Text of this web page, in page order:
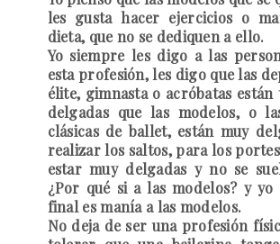
les gusta hacer ejercicios o
dieta, que no se dediquen a ello.
Yo siempre les digo a las
esta profesión, les digo que las
élite, gimnasta o acróbatas están
delgadas que las modelos, o
clásicas de ballet, están muy
realizar los saltos, para los
estar muy delgadas y no se
¿Por qué si a las modelos? y
final es manía a las modelos.
No deja de ser una profesión